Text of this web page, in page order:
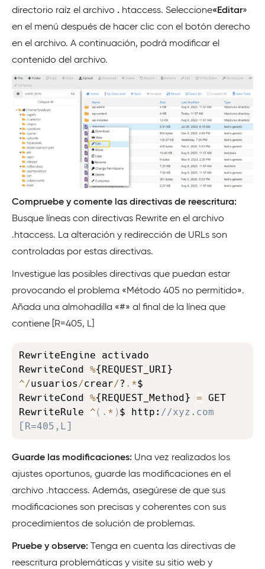
directorio raíz el archivo . htaccess. Seleccione«Editar»
en el menú después de hacer clic con el botón derecho
en el archivo. A continuación, podrá modificar el
contenido del archivo.
Compruebe y comente las directivas de reescritura:
Busque líneas con directivas Rewrite en el archivo
.htaccess. La alteración y redirección de URLs son
controladas por estas directivas.
Investigue las posibles directivas que puedan estar
provocando el problema «Método 405 no permitido».
Añada una almohadilla «#» al final de la línea que
contiene [R=405, L]
RewriteEngine activado
RewriteCond %
^/usuarios/crear/? . *$
RewriteCond %{REQUEST_Method} = GET
RewriteRule ^( . * )$ http: //xyz.com
[R=405,L]
Guarde las modificaciones: Una vez realizados los
ajustes oportunos, guarde las modificaciones en el
archivo .htaccess. Además, asegúrese de que sus
modificaciones son precisas y coherentes con sus
procedimientos de solución de problemas.
Pruebe y observe: Tenga en cuenta las directivas de
reescritura problemáticas y visite su sitio web y